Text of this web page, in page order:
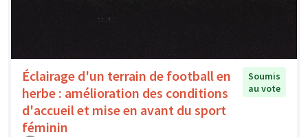
Éclairage d'un terrain de football en
herbe : amélioration des conditions
d'accueil et mise en avant du sport
féminin
Soumis
au vote